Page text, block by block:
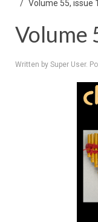
Volume 55, issue
Volume
Written by Super User.